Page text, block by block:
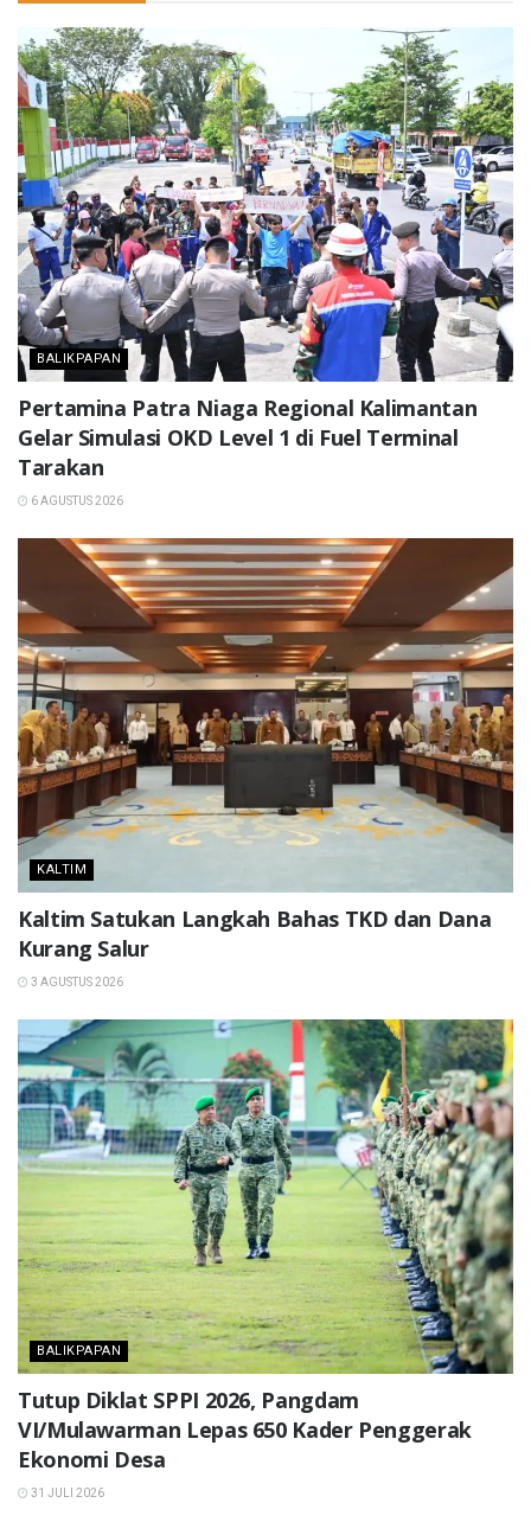
BALIKPAPAN
Pertamina Patra Niaga Regional Kalimantan
Gelar Simulasi OKD Level 1 di Fuel Terminal
Tarakan
6 AGUSTUS 2026
KALTIM
Kaltim Satukan Langkah Bahas TKD dan Dana
Kurang Salur
3 AGUSTUS 2026
BALIKPAPAN
Tutup Diklat SPPI 2026, Pangdam
VI/Mulawarman Lepas 650 Kader Penggerak
Ekonomi Desa
31 JULI 2026